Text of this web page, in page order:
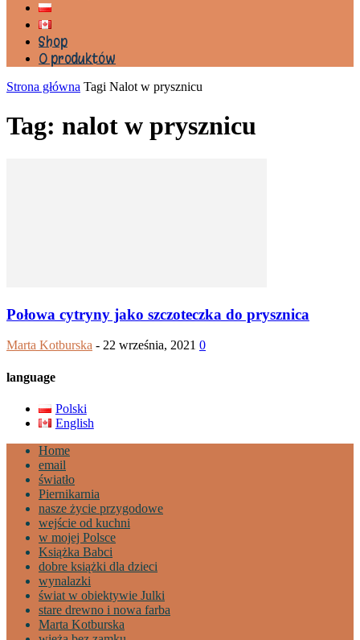
Shop
0 produktów
Strona główna Tagi Nalot w prysznicu
Tag: nalot w prysznicu
Połowa cytryny jako szczoteczka do prysznica
Marta Kotburska - 22 września, 2021 0
language
Polski
English
Home
email
światło
Piernikarnia
nasze życie przygodowe
wejście od kuchni
w mojej Polsce
Książka Babci
dobre książki dla dzieci
wynalazki
świat w obiektywie Julki
stare drewno i nowa farba
Marta Kotburska